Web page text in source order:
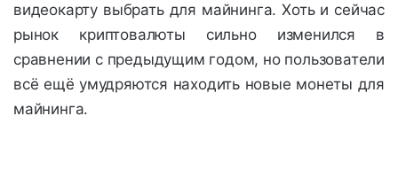
видеокарту выбрать для майнинга. Хоть и сейчас
рынок криптовалюты сильно изменился в
сравнении с предыдущим годом, но пользователи
всё ещё умудряются находить новые монеты для
майнинга.